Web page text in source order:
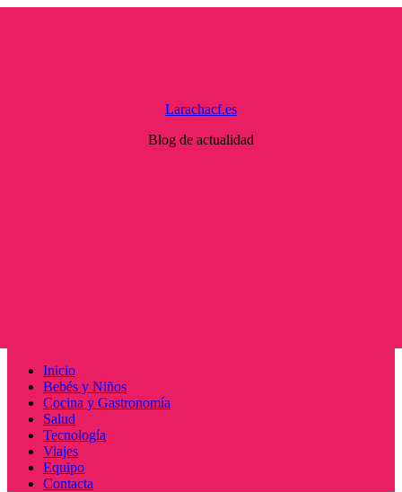
Larachacf.es
Blog de actualidad
Menú
principal
Inicio
Bebés y Niños
Cocina y Gastronomía
Salud
Tecnología
Viajes
Equipo
Contacta